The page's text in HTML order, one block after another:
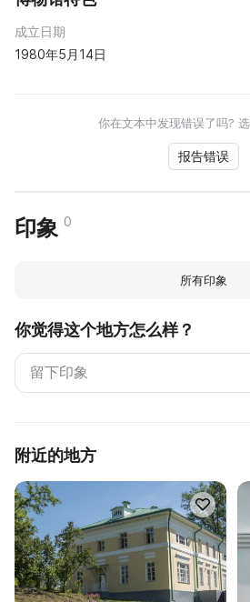
成立日期
1980年5月14日
你在文本中发现错误了吗?
报告错误
印象 0
所有印象
你觉得这个地方怎么样？
附近的地方